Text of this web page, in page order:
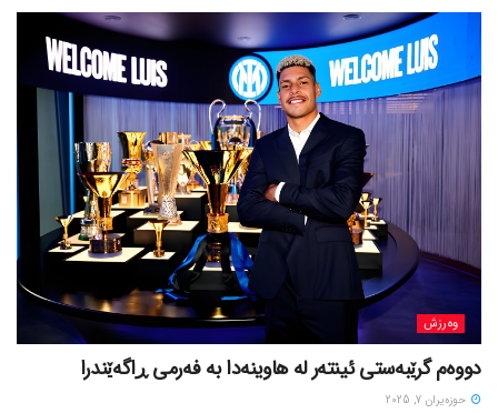
وەرزش
دووەم گرێبەستی ئینتەر لە هاوینەدا بە فەرمی ڕاگەێندرا
حوزه‌یران 7, 2025